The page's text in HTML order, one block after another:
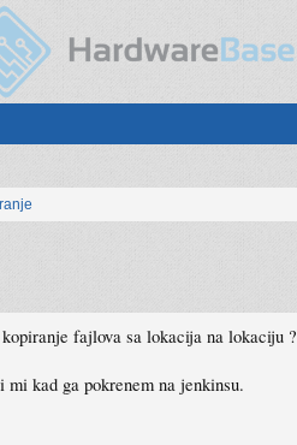
fajlova sa lokacija na lokaciju ?
kad ga pokrenem na jenkinsu.